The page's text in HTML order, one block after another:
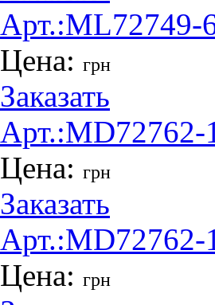
Арт.:ML72749-
Цена: грн
Заказать
Арт.:MD72762-
Цена: грн
Заказать
Арт.:MD72762-
Цена: грн